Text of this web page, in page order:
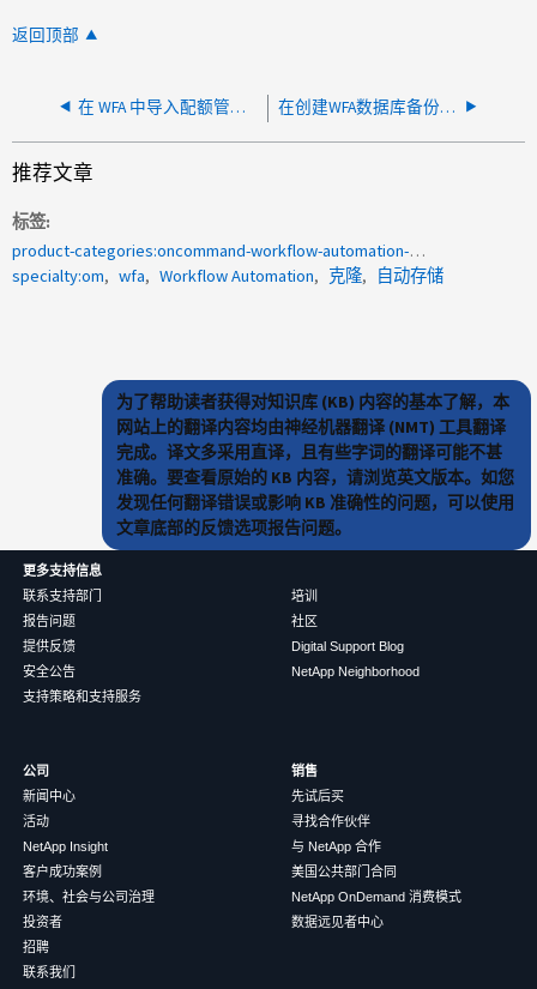
返回顶部
在 WFA 中导入配额管理包失败“可从中导入 .DAR 文件的支持版本为 4.2 或更高版本” 在创建WFA数据库备份时、WFA原位升级失败
推荐文章
标签
product-categories:oncommand-workflow-automation-wfa
specialty:om
wfa Workflow Automation 克隆 自动存储
为了帮助读者获得对知识库 (KB) 内容的基本了解，本
网站上的翻译内容均由神经机器翻译 (NMT) 工具翻译
完成。译文多采用直译，且有些字词的翻译可能不甚
准确。要查看原始的 KB 内容，请浏览英文版本。如您
发现任何翻译错误或影响 KB 准确性的问题，可以使用
文章底部的反馈选项报告问题。
更多支持信息
联系支持部门
报告问题
提供反馈
安全公告
支持策略和支持服务
培训
社区
Digital Support Blog
NetApp Neighborhood
公司
新闻中心
活动
NetApp Insight
客户成功案例
环境、社会与公司治理
投资者
招聘
联系我们
销售
先试后买
寻找合作伙伴
与 NetApp 合作
美国公共部门合同
NetApp OnDemand 消费模式
数据远见者中心